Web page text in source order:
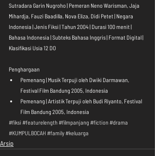
Sutradara Garin Nugroho | Pemeran Neno Warisman, Jaja
Mihardja, Fauzi Baadilla, Nova Eliza, Didi Petet | Negara
Indonesia | Jenis Fiksi | Tahun 2004 | Durasi 100 menit |
Bahasa Indonesia | Subteks Bahasa Inggris | Format Digital |
Klasifikasi Usia 12 DO
Penghargaan
Pemenang | Musik Terpuji oleh Dwiki Darmawan,
Festival Film Bandung 2005, Indonesia
Pemenang | Artistik Terpuji oleh Budi Riyanto, Festival
Film Bandung 2005, Indonesia
#fiksi #featurelength #filmpanjang #fiction #drama
#KUMPULBOCAH #family#keluarga
Arsip